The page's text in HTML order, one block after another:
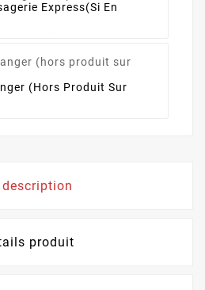
Express(si En
(hors Produit Sur
description
produit